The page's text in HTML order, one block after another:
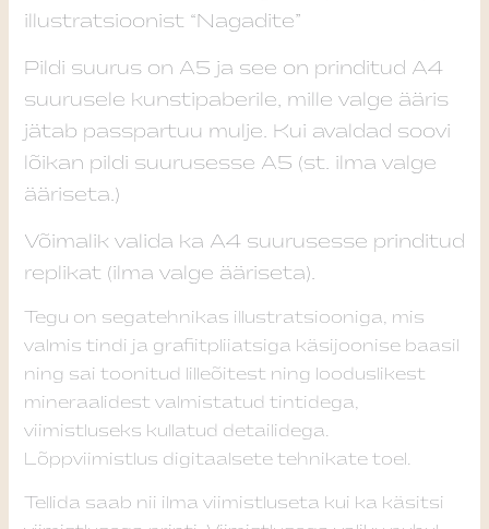
illustratsioonist “Nagadite”
Pildi suurus on A5 ja see on prinditud A4
suurusele kunstipaberile, mille valge ääris
jätab passpartuu mulje. Kui avaldad soovi
lõikan pildi suurusesse A5 (st. ilma valge
ääriseta.)
Võimalik valida ka A4 suurusesse prinditud
replikat (ilma valge ääriseta).
Tegu on segatehnikas illustratsiooniga, mis
valmis tindi ja grafiitpliiatsiga käsijoonise baasil
ning sai toonitud lilleõitest ning looduslikest
mineraalidest valmistatud tintidega,
viimistluseks kullatud detailidega.
Lõppviimistlus digitaalsete tehnikate toel.
Tellida saab nii ilma viimistluseta kui ka käsitsi